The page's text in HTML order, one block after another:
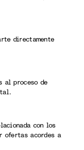
directamente
al proceso de
con los
ofertas acordes a